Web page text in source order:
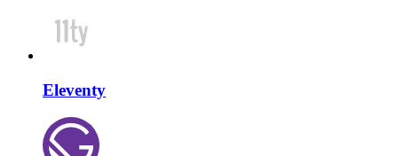
Eleventy